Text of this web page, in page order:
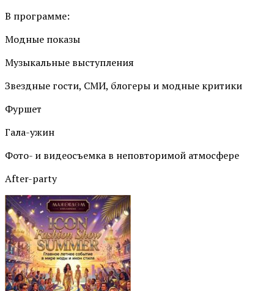
В программе:
Модные показы
Музыкальные выступления
Звездные гости, СМИ, блогеры и модные критики
Фуршет
Гала-ужин
Фото- и видеосъемка в неповторимой атмосфере
After-party